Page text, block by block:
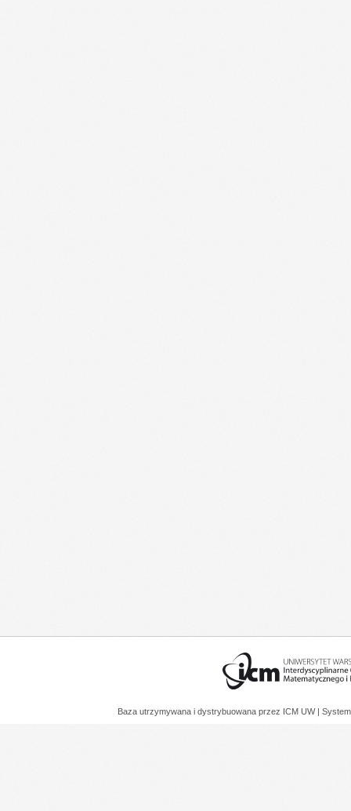
Baza utrzymywana i dystrybuowana przez ICM UW |